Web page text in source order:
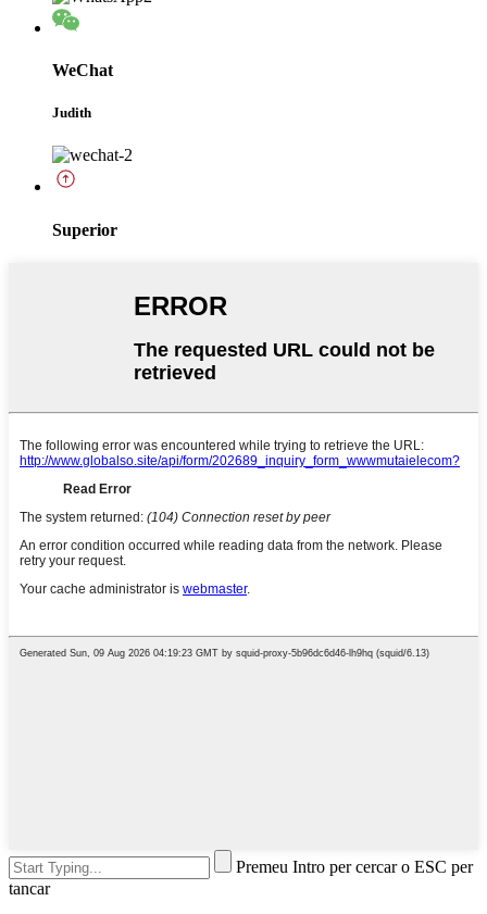
WeChat
Judith
Superior
Premeu Intro per cercar o ESC per
tancar